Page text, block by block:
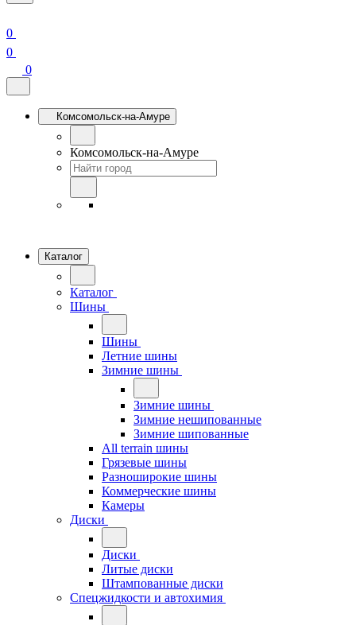
0
0
0
Комсомольск-на-Амуре
Комсомольск-на-Амуре
Каталог
Каталог
Шины
Шины
Летние шины
Зимние шины
Зимние шины
Зимние нешипованные
Зимние шипованные
All terrain шины
Грязевые шины
Разноширокие шины
Коммерческие шины
Камеры
Диски
Диски
Литые диски
Штампованные диски
Спецжидкости и автохимия